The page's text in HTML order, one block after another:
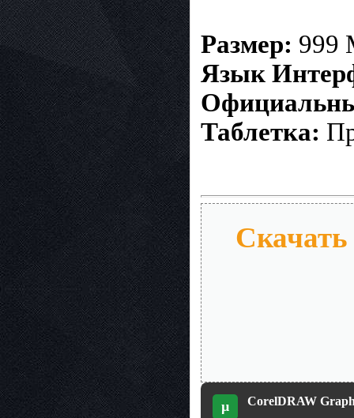
Размер: 999
Язык
Таблетка:
Скачать
µ CorelDRAW